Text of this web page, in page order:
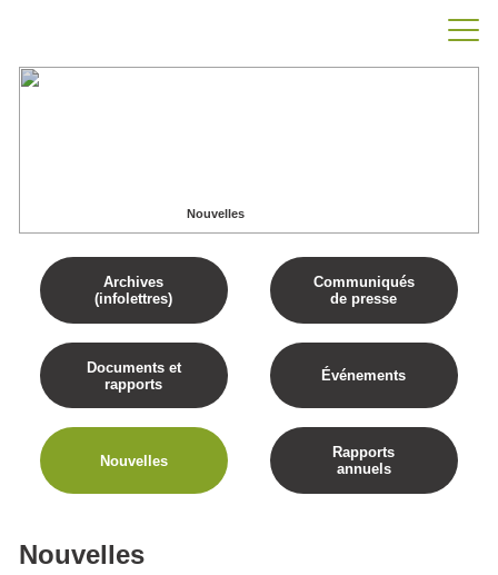
Nouvelles
Archives
(infolettres)
Communiqués
de presse
Documents et
rapports
Événements
Nouvelles
Rapports
annuels
Nouvelles